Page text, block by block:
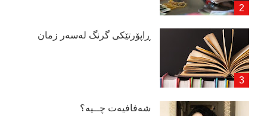
ڕاپۆرتێكی گرنگ لەسەر زمان
شەفافیەت چــیە؟